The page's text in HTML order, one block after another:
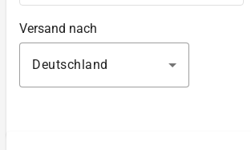
Versand nach
Deutschland